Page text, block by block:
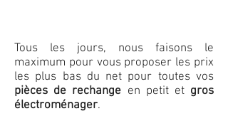
Tous les jours, nous faisons le
maximum pour vous proposer les prix
les plus bas du net pour toutes vos
pièces de rechange en petit et gros
électroménager.